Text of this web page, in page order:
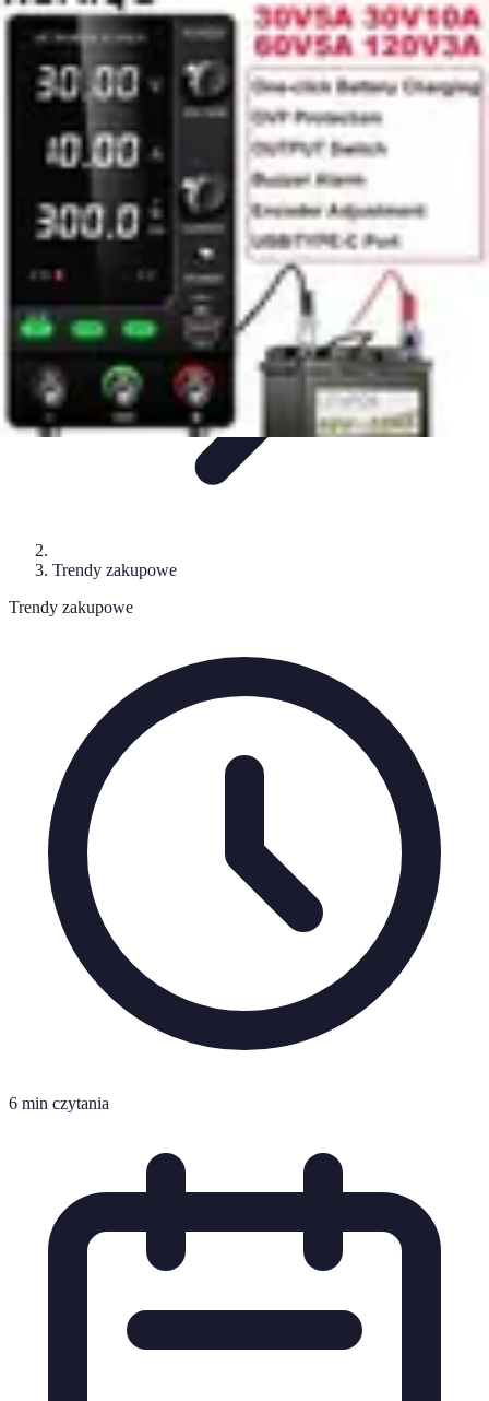
Zakupy Na Topie
Oferty Porady Zakupowe Porady zakupowePromocjeTrendy i
Trendy zakupowe
Trendy zakupowe
6 min czytania